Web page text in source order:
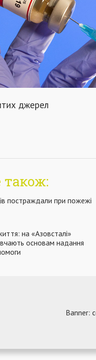
джерел
також:
постраждали при пожежі
на «Азовсталі»
основам надання